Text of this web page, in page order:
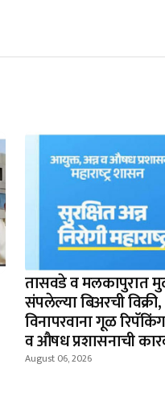
तासवडे व मलकापुरात
संपलेल्या बिअरची विक्री,
विनापरवाना गूळ
व औषध प्रशासनाची
August 06, 2026